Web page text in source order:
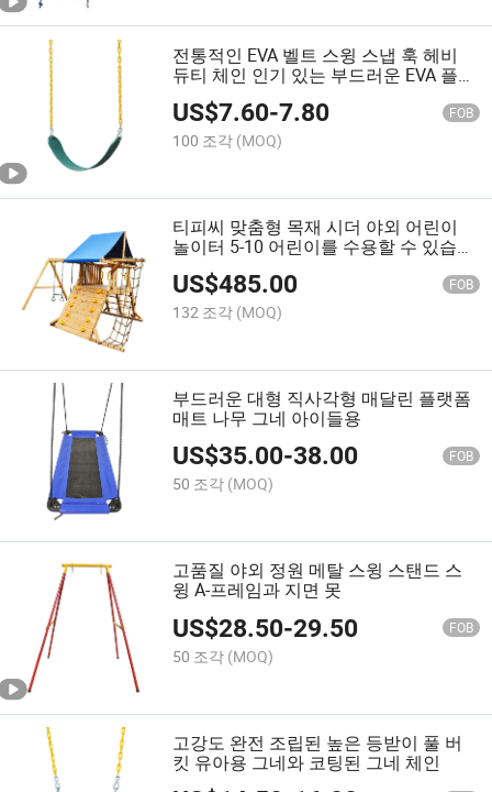
전통적인 EVA 벨트 스윙 스냅 훅 헤비
듀티 체인 인기 있는 부드러운 EVA 플라
스틱 어린이 실외 실내 고무 어린이 스
윙 좌석
US$7.60-7.80 FOB
100 조각 (MOQ)
티피씨 맞춤형 목재 시더 야외 어린이
놀이터 5-10 어린이를 수용할 수 있습니
US$485.00 FOB
132 조각 (MOQ)
부드러운 대형 직사각형 매달린 플랫폼
매트 나무 그네 아이들용
US$35.00-38.00 FOB
50 조각 (MOQ)
고품질 야외 정원 메탈 스윙 스탠드 스
윙 A-프레임과 지면 못
US$28.50-29.50 FOB
50 조각 (MOQ)
고강도 완전 조립된 높은 등받이 풀 버
킷 유아용 그네와 코팅된 그네 체인